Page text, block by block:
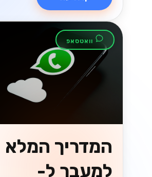
8 ביולי 2026
קרא עוד
וואטסאפ